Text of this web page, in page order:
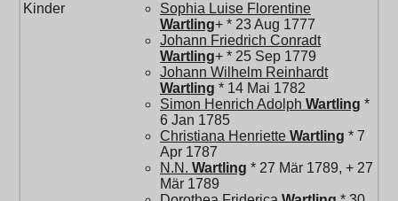
Kinder
Sophia Luise Florentine
Wartling+ * 23 Aug 1777
Johann Friedrich Conradt
Wartling+ * 25 Sep 1779
Johann Wilhelm Reinhardt
Wartling * 14 Mai 1782
Simon Henrich Adolph Wartling *
6 Jan 1785
Christiana Henriette Wartling * 7
Apr 1787
N.N. Wartling * 27 Mär 1789, + 27
Mär 1789